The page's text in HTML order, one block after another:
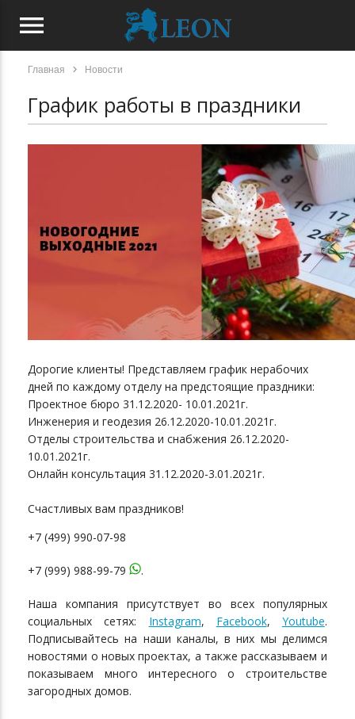
menu
Главная chevron_right Новости
График работы в праздники
Дорогие клиенты! Представляем график нерабочих
дней по каждому отделу на предстоящие праздники:
Проектное бюро 31.12.2020- 10.01.2021г.
Инженерия и геодезия 26.12.2020-10.01.2021г.
Отделы строительства и снабжения 26.12.2020-
10.01.2021г.
Онлайн консультация 31.12.2020-3.01.2021г.
Счастливых вам праздников!
+7 (499) 990-07-98
+7 (999) 988-99-79 .
Наша компания присутствует во всех популярных
социальных сетях: Instagram, Facebook, Youtube.
Подписывайтесь на наши каналы, в них мы делимся
новостями о новых проектах, а также рассказываем и
показываем много интересного о строительстве
загородных домов.